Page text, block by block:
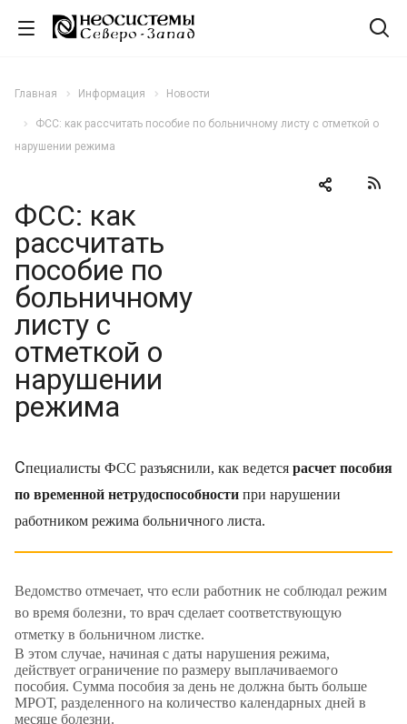
Главная Информация Новости
ФСС: как рассчитать пособие по больничному листу с отметкой о
нарушении режима
ФСС: как
рассчитать
пособие по
больничному
листу с
отметкой о
нарушении
режима
Специалисты ФСС разъяснили, как ведется расчет пособия
по временной нетрудоспособности при нарушении
работником режима больничного листа.
Ведомство отмечает, что если работник не соблюдал режим
во время болезни, то врач сделает соответствующую
отметку в больничном листке.
В этом случае, начиная с даты нарушения режима,
действует ограничение по размеру выплачиваемого
пособия. Сумма пособия за день не должна быть больше
МРОТ, разделенного на количество календарных дней в
месяце болезни.